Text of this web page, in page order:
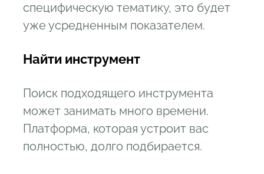
специфическую тематику, это будет
уже усредненным показателем.
Найти инструмент
Поиск подходящего инструмента
может занимать много времени.
Платформа, которая устроит вас
полностью, долго подбирается.